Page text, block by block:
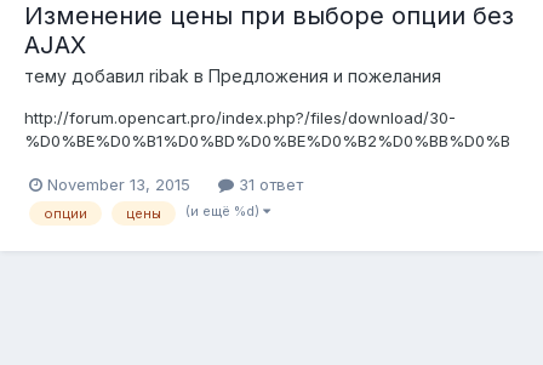
Изменение цены при выборе опции без
AJAX
тему добавил ribak в Предложения и пожелания
http://forum.opencart.pro/index.php?/files/download/30-
%D0%BE%D0%B1%D0%BD%D0%BE%D0%B2%D0%BB%D0%B
%D1%86%D0%B5%D0%BD%D1%8B-
%D0%BF%D1%80%D0%B8-
%D0%BE%D0%BF%D1%86%D0%B8%D0%B8-
November 13, 2015 31 ответ
опции цены (и ещё %d)